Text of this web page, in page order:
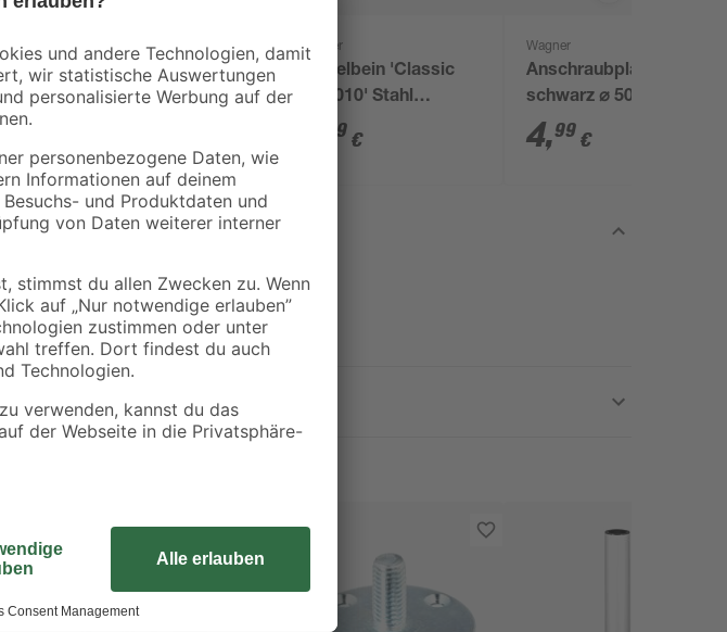
Wagner
Anschraubplatte
Metall M10 140 x 80
Wagner
Möbelbein 'Classic
ST 1010' Stahl
schwarz Ø 30 x 100
99 €
Wagner
Anschraubplatten
schwarz ⌀ 50 mm 4
Stück
4,99 €